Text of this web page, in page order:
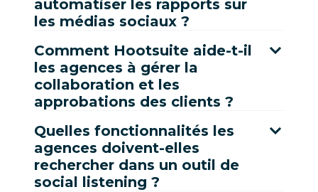
automatiser les rapports sur
les médias sociaux ?
Comment Hootsuite aide-t-il
les agences à gérer la
collaboration et les
approbations des clients ?
Quelles fonctionnalités les
agences doivent-elles
rechercher dans un outil de
social listening ?